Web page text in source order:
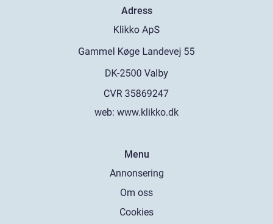
Adress
web: www.klikko.dk
Menu
Annonsering
Om oss
Cookies